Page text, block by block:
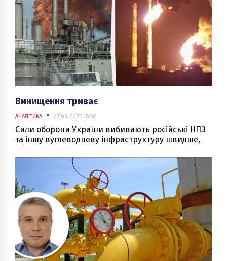
Винищення триває
АНАЛІТИКА 07.09.2025 16:58
Сили оборони України вибивають російські НПЗ
та іншу вуглеводневу інфраструктуру швидше,
ніж я встигаю писати про це.